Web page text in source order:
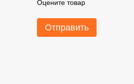
Оцените товар
Отправить